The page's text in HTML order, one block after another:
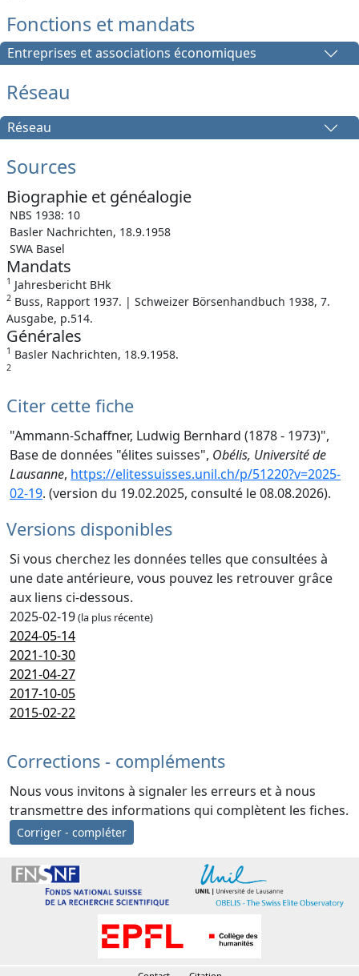
Fonctions et mandats
Entreprises et associations économiques
Réseau
Réseau
Sources
Biographie et généalogie
NBS 1938: 10
Basler Nachrichten, 18.9.1958
SWA Basel
Mandats
1 Jahresbericht BHk
2 Buss, Rapport 1937. | Schweizer Börsenhandbuch 1938, 7.
Ausgabe, p.514.
Générales
1 Basler Nachrichten, 18.9.1958.
2
Citer cette fiche
"Ammann-Schaffner, Ludwig Bernhard (1878 - 1973)",
Base de données "élites suisses", Obélis, Université de
Lausanne, https://elitessuisses.unil.ch/p/51220?v=2025-
02-19. (version du 19.02.2025, consulté le 08.08.2026).
Versions disponibles
Si vous cherchez les données telles que consultées à
une date antérieure, vous pouvez les retrouver grâce
aux liens ci-dessous.
2025-02-19(la plus récente)
2024-05-14
2021-10-30
2021-04-27
2017-10-05
2015-02-22
Corrections - compléments
Nous vous invitons à signaler les erreurs et à nous
transmettre des informations qui complètent les fiches.
Corriger - compléter